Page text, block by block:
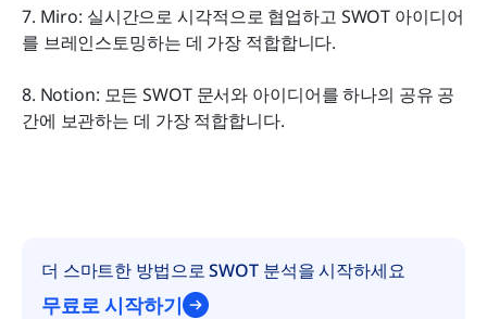
7. Miro: 실시간으로 시각적으로 협업하고 SWOT 아이디어
를 브레인스토밍하는 데 가장 적합합니다.
8. Notion: 모든 SWOT 문서와 아이디어를 하나의 공유 공
간에 보관하는 데 가장 적합합니다.
더 스마트한 방법으로 SWOT 분석을 시작하세요
무료로 시작하기